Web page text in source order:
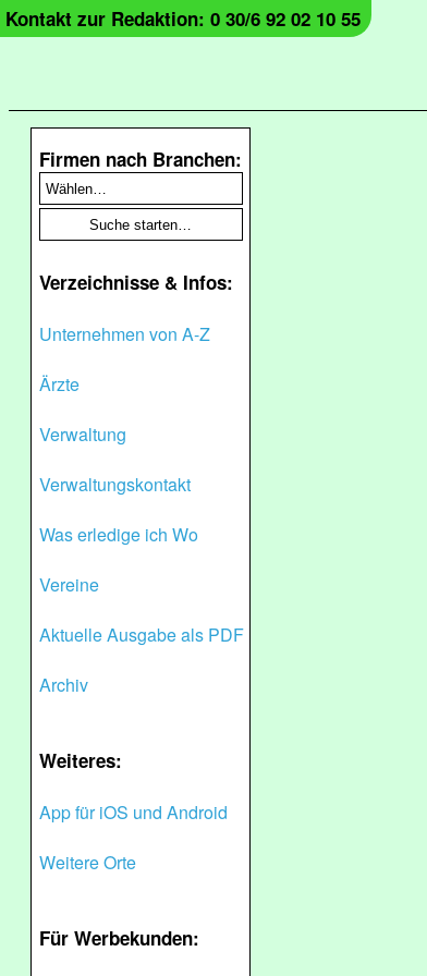
Kontakt zur Redaktion: 0 30/6 92 02 10 55
Firmen nach Branchen:
Verzeichnisse & Infos:
Unternehmen von A-Z
Ärzte
Verwaltung
Verwaltungskontakt
Was erledige ich Wo
Vereine
Aktuelle Ausgabe als PDF
Archiv
Weiteres:
App für iOS und Android
Weitere Orte
Für Werbekunden: